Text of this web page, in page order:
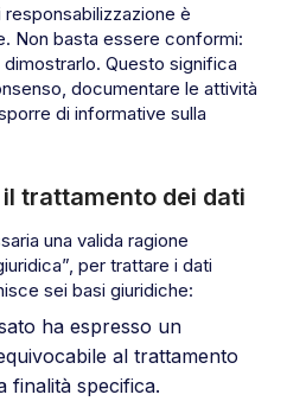
è
Non basta essere conformi:
Questo significa
documentare le attività
di informative sulla
trattamento dei dati
una valida ragione
per trattare i dati
sei basi giuridiche:
ha espresso un
al trattamento
finalità specifica.